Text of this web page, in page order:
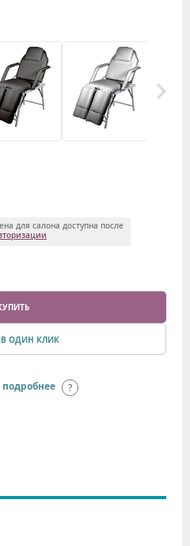
для салона доступна после
В ОДИН КЛИК
подробнее